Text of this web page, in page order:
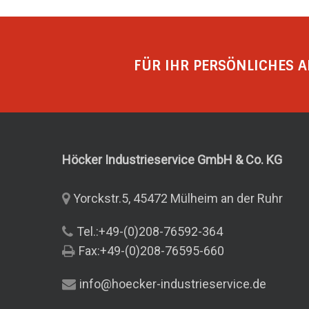
FÜR IHR PERSÖNLICHES
Höcker Industrieservice GmbH & Co. KG
Yorckstr.5, 45472 Mülheim an der Ruhr
Tel.:+49-(0)208-76592-364
Fax:+49-(0)208-76595-660
info@hoecker-industrieservice.de